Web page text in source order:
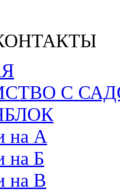
КОНТАКТЫ
С
на А
на Б
на В